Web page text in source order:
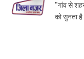
"गांव से
को सुनता